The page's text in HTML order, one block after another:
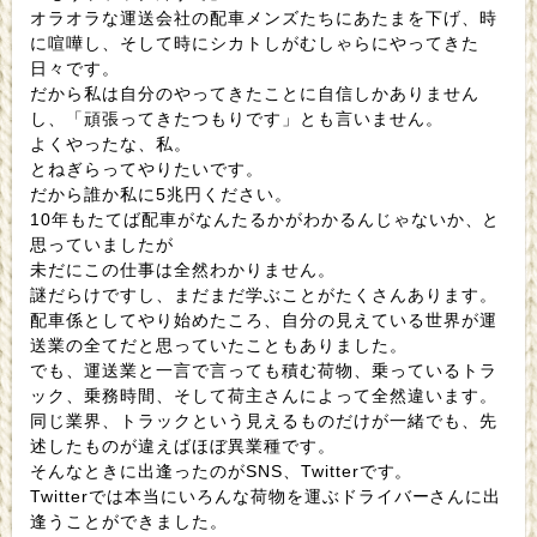
オラオラな運送会社の配車メンズたちにあたまを下げ、時
に喧嘩し、そして時にシカトしがむしゃらにやってきた
日々です。
だから私は自分のやってきたことに自信しかありません
し、「頑張ってきたつもりです」とも言いません。
よくやったな、私。
とねぎらってやりたいです。
だから誰か私に5兆円ください。
10年もたてば配車がなんたるかがわかるんじゃないか、と
思っていましたが
未だにこの仕事は全然わかりません。
謎だらけですし、まだまだ学ぶことがたくさんあります。
配車係としてやり始めたころ、自分の見えている世界が運
送業の全てだと思っていたこともありました。
でも、運送業と一言で言っても積む荷物、乗っているトラ
ック、乗務時間、そして荷主さんによって全然違います。
同じ業界、トラックという見えるものだけが一緒でも、先
述したものが違えばほぼ異業種です。
そんなときに出逢ったのがSNS、Twitterです。
Twitterでは本当にいろんな荷物を運ぶドライバーさんに出
逢うことができました。